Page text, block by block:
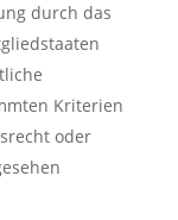
durch das
Kriterien
oder